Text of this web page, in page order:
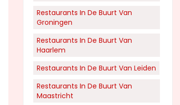
Restaurants In De Buurt Van
Groningen
Restaurants In De Buurt Van
Haarlem
Restaurants In De Buurt Van Leiden
Restaurants In De Buurt Van
Maastricht